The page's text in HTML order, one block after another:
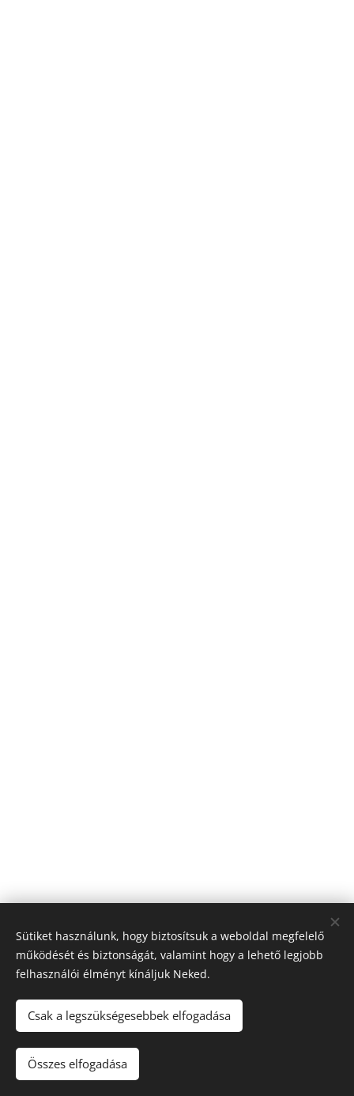
© 2026 Nagyfólia Kft. Minden jog fenntartva
Sütik
Sütiket használunk, hogy biztosítsuk a weboldal megfelelő
működését és biztonságát, valamint hogy a lehető legjobb
felhasználói élményt kínáljuk Neked.
Csak a legszükségesebbek elfogadása
Összes elfogadása